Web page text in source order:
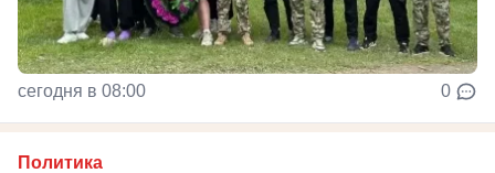
сегодня в 08:00 0
Политика